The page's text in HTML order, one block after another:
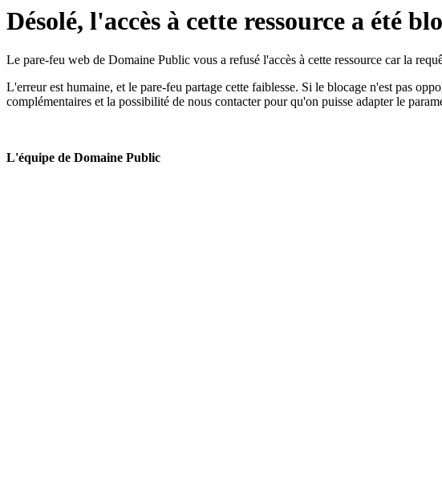
Désolé, l'accès à cette ressource a été
Le pare-feu web de Domaine Public vous a refusé l'accès à cette ressource car la
L'erreur est humaine, et le pare-feu partage cette faiblesse. Si le blocage n'est pas
complémentaires et la possibilité de nous contacter pour qu'on puisse adapter le
L'équipe de Domaine Public